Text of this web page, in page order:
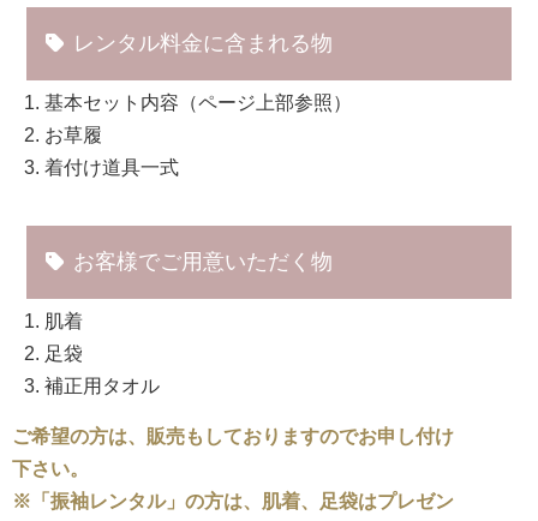
レンタル料金に含まれる物
基本セット内容（ページ上部参照）
お草履
着付け道具一式
お客様でご用意いただく物
肌着
足袋
補正用タオル
ご希望の方は、販売もしておりますのでお申し付け
下さい。
※「振袖レンタル」の方は、肌着、足袋はプレゼン